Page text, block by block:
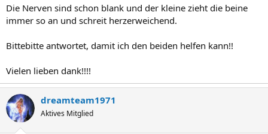
Die Nerven sind schon blank und der kleine zieht die beine
immer so an und schreit herzerweichend.
Bittebitte antwortet, damit ich den beiden helfen kann!!
Vielen lieben dank!!!!
dreamteam1971
Aktives Mitglied